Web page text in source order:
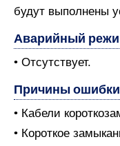
будут выполнены
Аварийный
• Отсутствует.
Причины ошибки
• Кабели
• Короткое